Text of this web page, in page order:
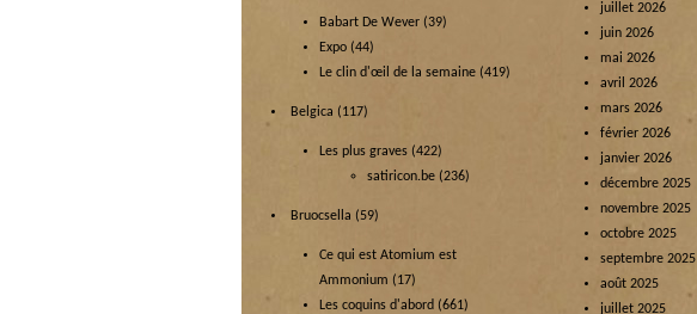
Babart De Wever (39)
Expo (44)
Le clin d'œil de la semaine (419)
Belgica (117)
Les plus graves (422)
satiricon.be (236)
Bruocsella (59)
Ce qui est Atomium est
Ammonium (17)
Les coquins d'abord (661)
juillet 2026
juin 2026
mai 2026
avril 2026
mars 2026
février 2026
janvier 2026
décembre 2025
novembre 2025
octobre 2025
septembre 2025
août 2025
juillet 2025